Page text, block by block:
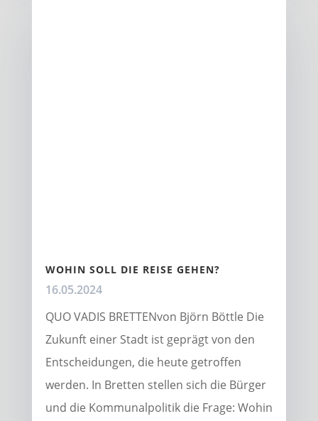
WOHIN SOLL DIE REISE GEHEN?
16.05.2024
QUO VADIS BRETTENvon Björn Böttle Die
Zukunft einer Stadt ist geprägt von den
Entscheidungen, die heute getroffen
werden. In Bretten stellen sich die Bürger
und die Kommunalpolitik die Frage: Wohin